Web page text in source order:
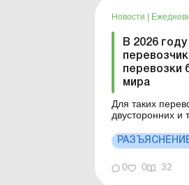
Новости
В 2026
перевозки
мира
Для таких
двусторонних и
также
третьи страны.
Министерство
0 0 32